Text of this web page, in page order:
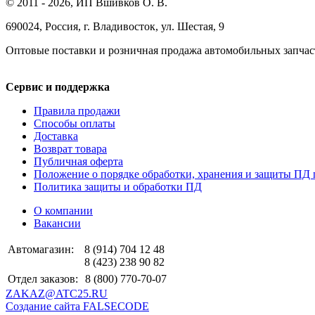
© 2011 - 2026, ИП Вшивков О. В.
690024, Россия, г. Владивосток, ул. Шестая, 9
Оптовые поставки и розничная продажа автомобильных
Сервис и поддержка
Правила продажи
Способы оплаты
Доставка
Возврат товара
Публичная оферта
Положение о порядке обработки, хранения и защиты ПД
Политика защиты и обработки ПД
О компании
Вакансии
Автомагазин:
8 (914) 704 12 48
8 (423) 238 90 82
Отдел заказов:
8 (800) 770-70-07
ZAKAZ@ATC25.RU
Создание сайта FALSECODE